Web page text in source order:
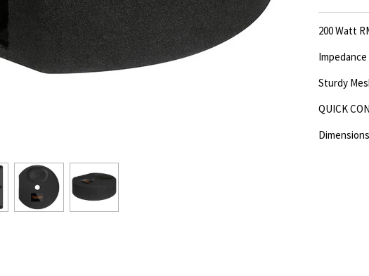
200 Watt
Impedance
Sturdy
QUICK